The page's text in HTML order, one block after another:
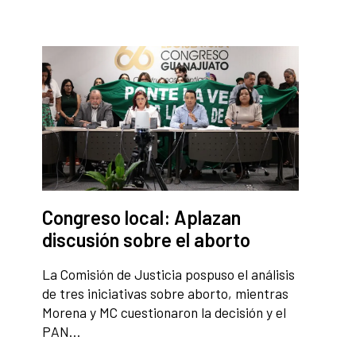
Congreso local: Aplazan
discusión sobre el aborto
La Comisión de Justicia pospuso el análisis
de tres iniciativas sobre aborto, mientras
Morena y MC cuestionaron la decisión y el
PAN…